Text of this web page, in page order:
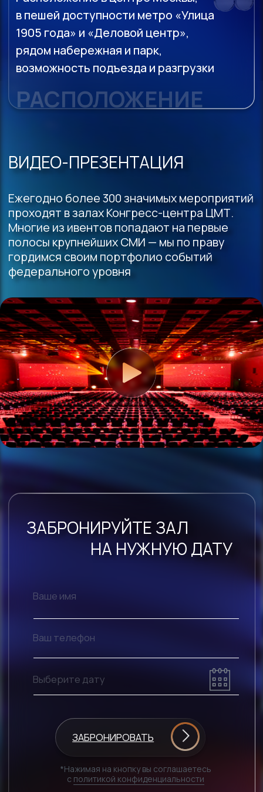
ЗАБРОНИРУЙТЕ ЗАЛ
НА НУЖНУЮ ДАТУ
ЗАБРОНИРОВАТЬ
*Нажимая на кнопку вы соглашаетесь
сполитикой конфиденциальности
ДОПОЛНИТЕЛЬНЫЕ ЗАЛЫ
ПОД ВАШ ФОРМАТ
для параллельных секций,
пресс-сессий, питания
НАШИ КЕЙСЫ
Форум Выставка